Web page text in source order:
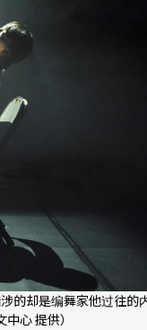
的却是编舞家他过往的
心 提供）